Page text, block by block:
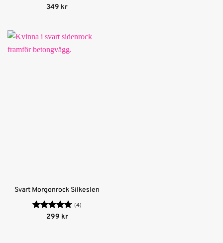
Betygsatt5
349 kr
Svart Morgonrock Silkeslen
Betygsatt
(4)
299 kr